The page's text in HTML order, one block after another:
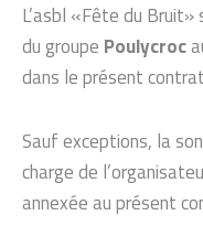
L’asbl «Fête du
du groupe Poulycroc
dans le présent
Sauf exceptions, la
charge de
annexée au présent